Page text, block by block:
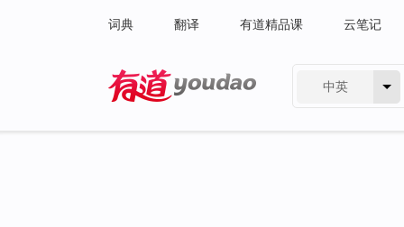
词典 翻译 有道精品课 云笔记
中英